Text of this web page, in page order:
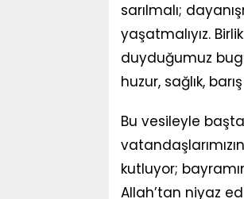
sarılmalı;
yaşatmalıyız.
duyduğumuz
huzur, sağlık,
Bu vesileyle
kutluyor;
Allah’tan niyaz